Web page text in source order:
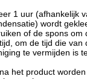
1 uur (afhankelijk
wordt
of de spons om
om de tijd die van
te vermijden is
het product